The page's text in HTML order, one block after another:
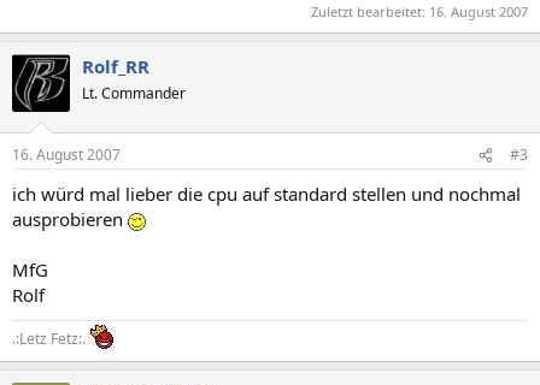
Zuletzt bearbeitet: 16. August 2007
Rolf_RR
Lt. Commander
16. August 2007 #3
ich würd mal lieber die cpu auf standard stellen und nochmal
ausprobieren
MfG
Rolf
.:Letz Fetz:.